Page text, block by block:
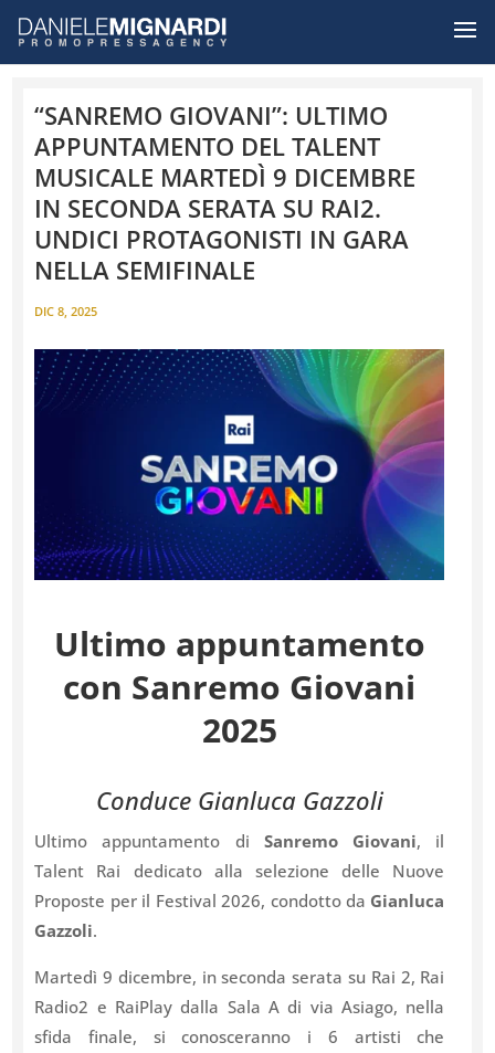
“SANREMO GIOVANI”: ULTIMO
APPUNTAMENTO DEL TALENT
MUSICALE MARTEDÌ 9 DICEMBRE
IN SECONDA SERATA SU RAI2.
UNDICI PROTAGONISTI IN GARA
NELLA SEMIFINALE
DIC 8, 2025
Ultimo appuntamento
con Sanremo Giovani
2025
Conduce Gianluca Gazzoli
Ultimo appuntamento di Sanremo Giovani, il
Talent Rai dedicato alla selezione delle Nuove
Proposte per il Festival 2026, condotto da Gianluca
Gazzoli.
Martedì 9 dicembre, in seconda serata su Rai 2, Rai
Radio2 e RaiPlay dalla Sala A di via Asiago, nella
sfida finale, si conosceranno i 6 artisti che